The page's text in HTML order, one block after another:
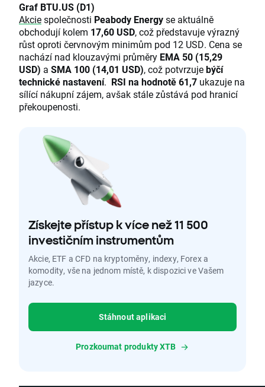
Graf BTU.US (D1)
Akciespolečnosti Peabody Energyse aktuálně
obchodují kolem 17,60 USD, což představuje výrazný
růst oproti červnovým minimům pod 12 USD. Cena se
nachází nad klouzavými průměry EMA 50 (15,29
USD) a SMA 100 (14,01 USD), což potvrzujebýčí
technické nastavení. RSI na hodnotě 61,7 ukazuje na
sílící nákupní zájem, avšak stále zůstává pod hranicí
překoupenosti.
Získejte přístup k více než 11 500
investičním instrumentům
Akcie, ETF a CFD na kryptoměny, indexy, Forex a
komodity, vše na jednom místě, k dispozici ve Vašem
jazyce.
Stáhnout aplikaci
Prozkoumat produkty XTB